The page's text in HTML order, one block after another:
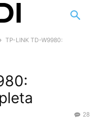
TP-LINK TD-W9980:
28